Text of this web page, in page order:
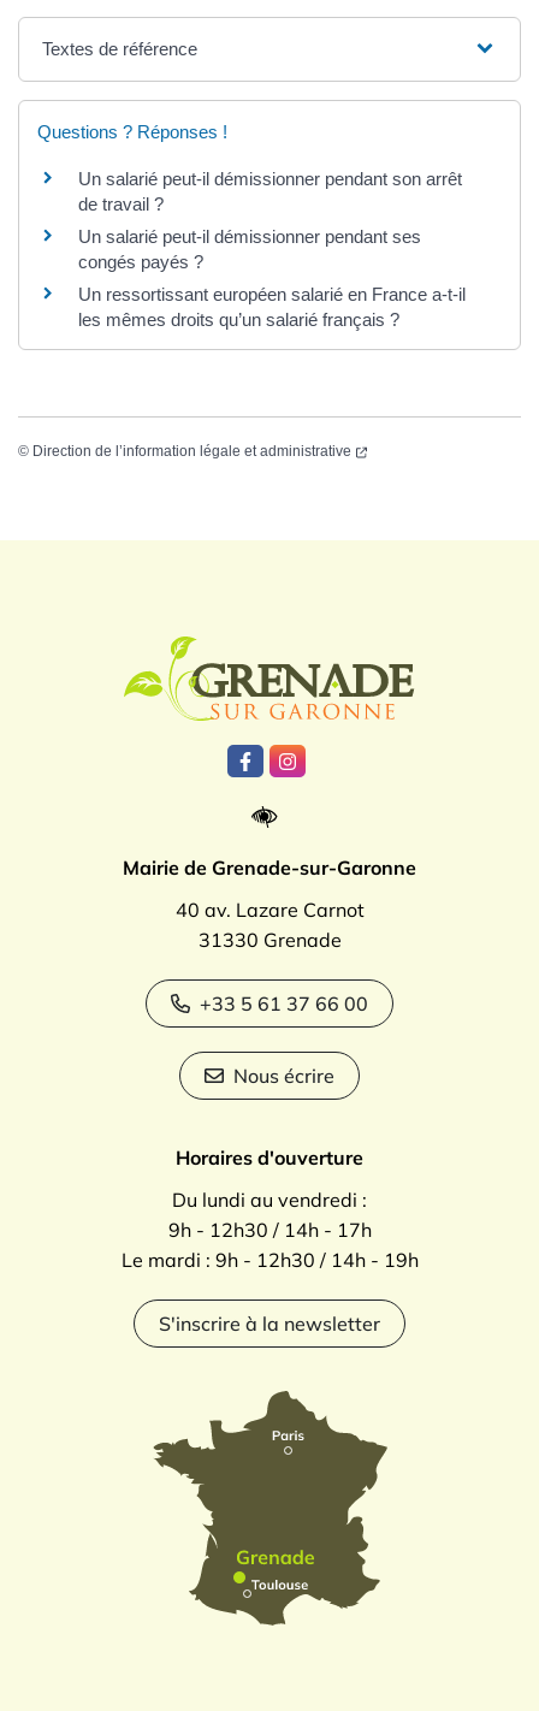
Textes de référence
Questions ? Réponses !
Un salarié peut-il démissionner pendant son arrêt
de travail ?
Un salarié peut-il démissionner pendant ses
congés payés ?
Un ressortissant européen salarié en France a-t-il
les mêmes droits qu’un salarié français ?
© Direction de l’information légale et administrative
Lien vers le compte Facebook
Lien vers le compte
Mairie de Grenade-sur-Garonne
40 av. Lazare Carnot
31330 Grenade
+33 5 61 37 66 00
Nous écrire
Horaires d'ouverture
Du lundi au vendredi :
9h - 12h30 / 14h - 17h
Le mardi : 9h - 12h30 / 14h - 19h
S'inscrire à la newsletter